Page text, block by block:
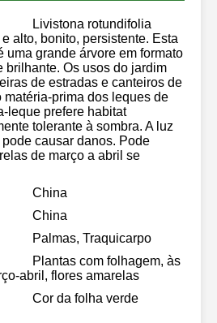
Livistona rotundifolia
alto, bonito, persistente. Esta
uma grande árvore em formato
brilhante. Os usos do jardim
de estradas e canteiros de
matéria-prima dos leques de
leque prefere habitat
tolerante à sombra. A luz
causar danos. Pode
de março a abril se
China
China
Palmas, Traquicarpo
Plantas com folhagem, às
abril, flores amarelas
Cor da folha verde